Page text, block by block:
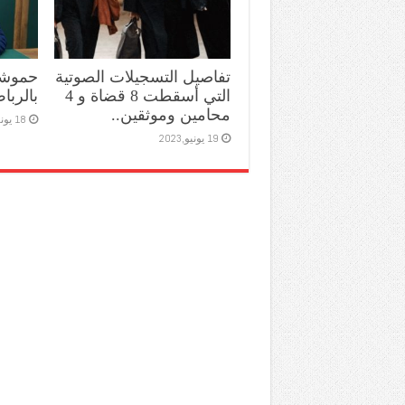
تفاصيل التسجيلات الصوتية
التي أسقطت 8 قضاة و 4
محامين وموثقين..
19 يونيو,2023
18 يونيو,2023